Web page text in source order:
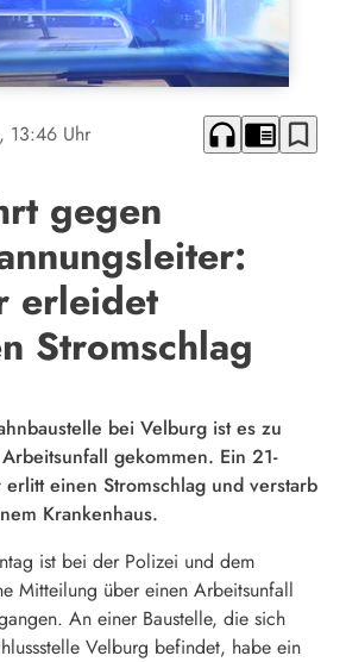
, 13:46 Uhr headphones chrome_reader_mode bookmark_border
gegen
erleidet
Stromschlag
bei Velburg ist es zu
gekommen. Ein 21-
einen Stromschlag und verstarb
Krankenhaus.
ist bei der Polizei und dem
Mitteilung über einen Arbeitsunfall
An einer Baustelle, die sich
Velburg befindet, habe ein